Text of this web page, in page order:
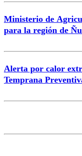
Ministerio de
para la región de
Alerta por calor
Temprana